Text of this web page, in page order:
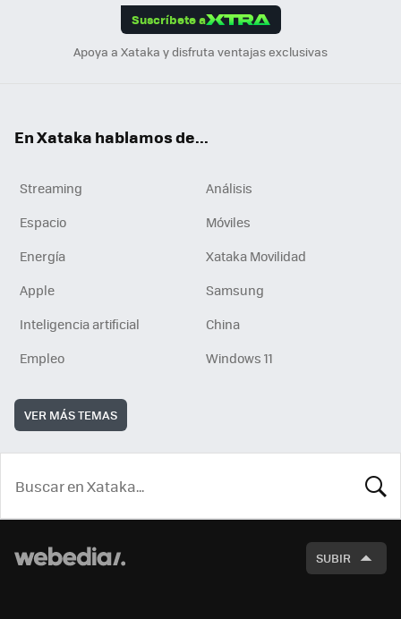
Suscríbete a
Apoya a Xataka y disfruta ventajas exclusivas
En Xataka hablamos de...
Streaming
Análisis
Espacio
Móviles
Energía
Xataka Movilidad
Apple
Samsung
Inteligencia artificial
China
Empleo
Windows 11
VER MÁS TEMAS
SUBIR